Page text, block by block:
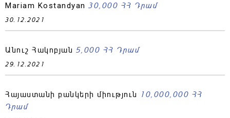
Mariam Kostandyan 30,000 ՀՀ Դրամ
30.12.2021
Անուշ Հակոբյան 5,000 ՀՀ Դրամ
29.12.2021
Հայաստանի բանկերի միություն
10,000,000 ՀՀ
Դրամ